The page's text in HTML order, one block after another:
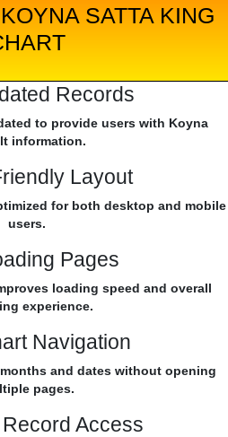
SATTA KING
Records
to provide users with Koyna
information.
Layout
for both desktop and mobile
users.
Pages
loading speed and overall
experience.
Navigation
and dates without opening
pages.
Access